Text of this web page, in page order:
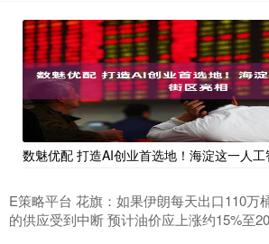
数魅优配 打造AI创业首选地！海淀这一人
E策略平台 花旗：如果伊朗每天出口110万
的供应受到中断 预计油价应上涨约15%至